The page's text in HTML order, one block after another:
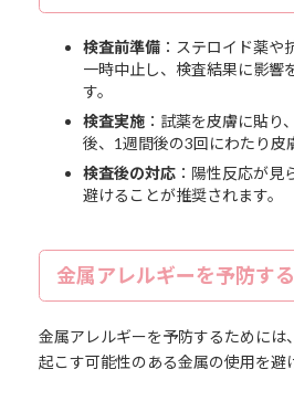
検査前準備：ステロイド薬や
一時中止し、検査結果に影響
す。
検査実施：試薬を皮膚に貼り
後、1週間後の3回にわたり皮
検査後の対応：陽性反応が見
避けることが推奨されます。
金属アレルギーを予防す
金属アレルギーを予防するためには
起こす可能性のある金属の使用を避